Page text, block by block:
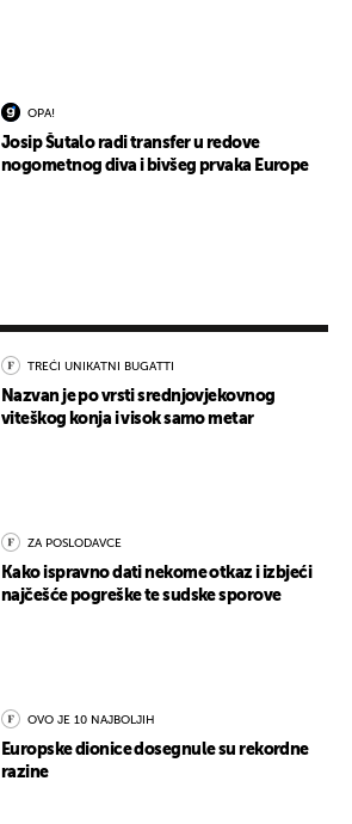
OPA!
Josip Šutalo radi transfer u redove
nogometnog diva i bivšeg prvaka Europe
TREĆI UNIKATNI BUGATTI
Nazvan je po vrsti srednjovjekovnog
viteškog konja i visok samo metar
ZA POSLODAVCE
Kako ispravno dati nekome otkaz i izbjeći
najčešće pogreške te sudske sporove
OVO JE 10 NAJBOLJIH
Europske dionice dosegnule su rekordne
razine